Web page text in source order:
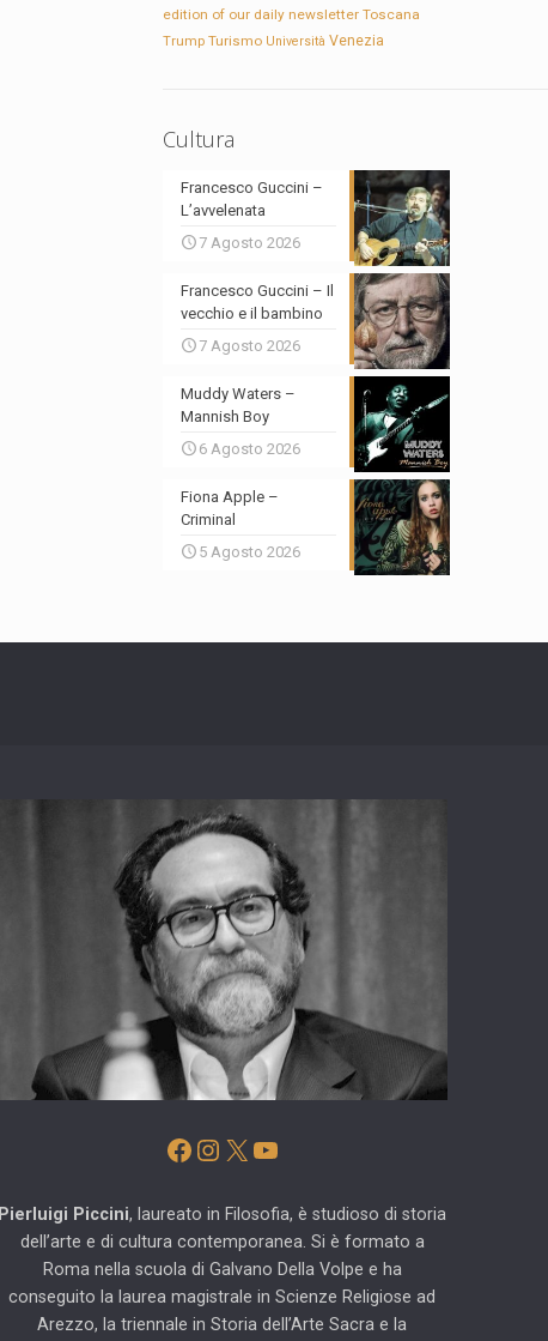
edition of our daily newsletter Toscana
Trump Turismo Università Venezia
Cultura
Francesco Guccini –
L’avvelenata
7 Agosto 2026
Francesco Guccini – Il
vecchio e il bambino
7 Agosto 2026
Muddy Waters –
Mannish Boy
6 Agosto 2026
Fiona Apple –
Criminal
5 Agosto 2026
Facebook
Instagram
X YouTube
Pierluigi Piccini, laureato in Filosofia, è studioso di storia
dell’arte e di cultura contemporanea. Si è formato a
Roma nella scuola di Galvano Della Volpe e ha
conseguito la laurea magistrale in Scienze Religiose ad
Arezzo, la triennale in Storia dell’Arte Sacra e la